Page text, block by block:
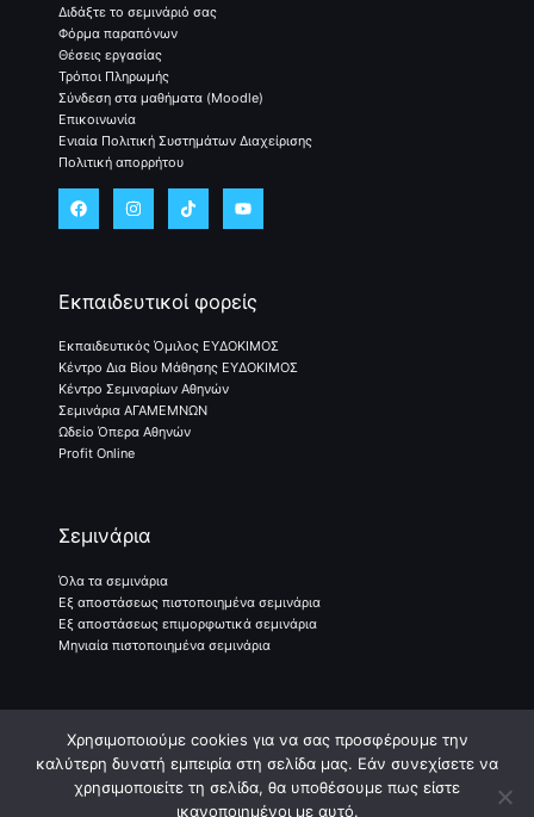
Διδάξτε το σεμινάριό σας
Φόρμα παραπόνων
Θέσεις εργασίας
Τρόποι Πληρωμής
Σύνδεση στα μαθήματα (Moodle)
Επικοινωνία
Ενιαία Πολιτική Συστημάτων Διαχείρισης
Πολιτική απορρήτου
Εκπαιδευτικοί φορείς
Εκπαιδευτικός Όμιλος ΕΥΔΟΚΙΜΟΣ
Κέντρο Δια Βίου Μάθησης ΕΥΔΟΚΙΜΟΣ
Κέντρο Σεμιναρίων Αθηνών
Σεμινάρια ΑΓΑΜΕΜΝΩΝ
Ωδείο Όπερα Αθηνών
Profit Online
Σεμινάρια
Όλα τα σεμινάρια
Εξ αποστάσεως πιστοποιημένα σεμινάρια
Εξ αποστάσεως επιμορφωτικά σεμινάρια
Μηνιαία πιστοποιημένα σεμινάρια
Γραφτείτε Στο Newsletter Μας
Χρησιμοποιούμε cookies για να σας προσφέρουμε την
καλύτερη δυνατή εμπειρία στη σελίδα μας. Εάν συνεχίσετε να
χρησιμοποιείτε τη σελίδα, θα υποθέσουμε πως είστε
ικανοποιημένοι με αυτό.